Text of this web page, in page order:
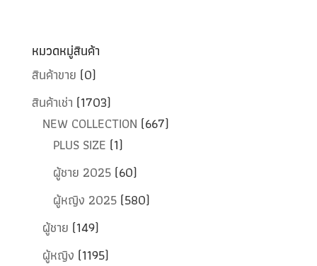
หมวดหมู่สินค้า
สินค้าขาย (0)
สินค้าเช่า (1703)
NEW COLLECTION (667)
PLUS SIZE (1)
ผู้ชาย 2025 (60)
ผู้หญิง 2025 (580)
ผู้ชาย (149)
ผู้หญิง (1195)